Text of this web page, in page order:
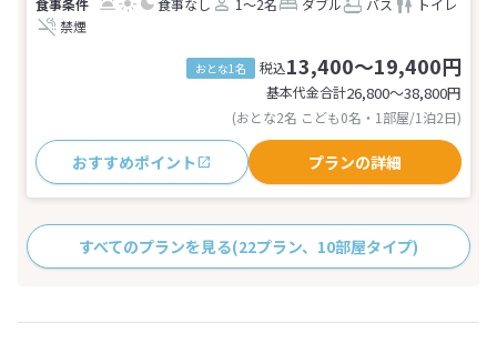
禁煙
おとな1名 税込13,400～19,400円
基本代金合計26,800〜38,800円
(おとな2名 こども0名・1部屋/1泊2日)
おすすめポイント プランの詳細
すべてのプランを見る(22プラン、10部屋タイプ)